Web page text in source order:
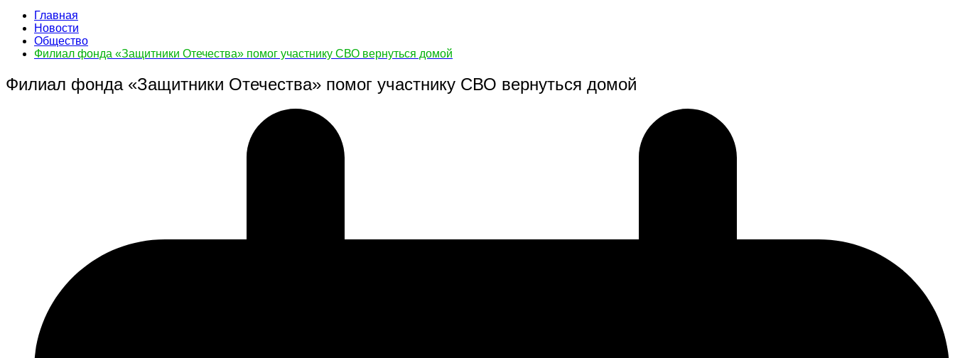
Главная
Новости
Общество
Филиал фонда «Защитники Отечества» помог участнику СВО вернуться домой
Филиал фонда «Защитники Отечества» помог участнику СВО вернуться домой